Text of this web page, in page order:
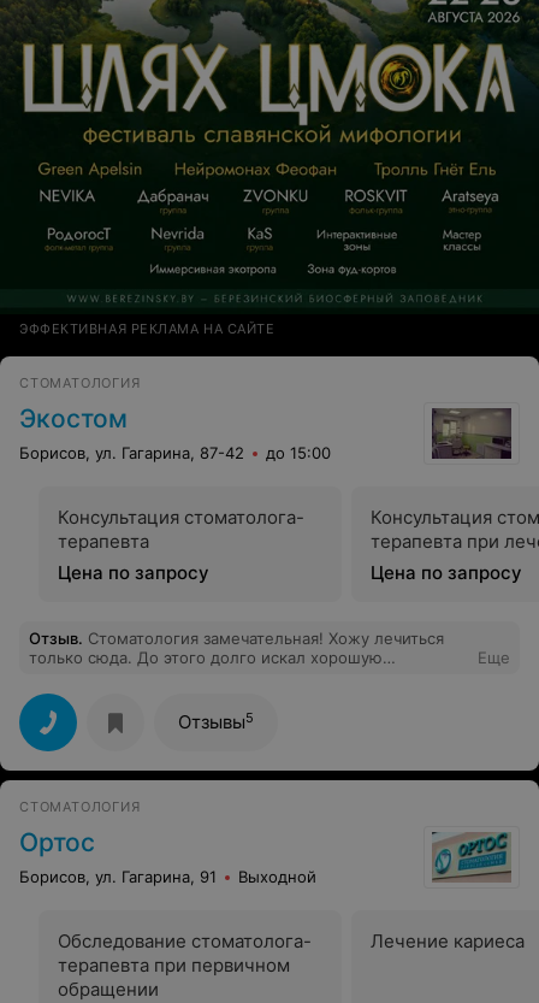
ЭФФЕКТИВНАЯ РЕКЛАМА НА САЙТЕ
CТОМАТОЛОГИЯ
Экостом
Борисов, ул. Гагарина, 87-42 до 15:00
Консультация стоматолога-
терапевта
Цена по запросу
Консультация
терапевта при
Цена по запросу
Отзыв. Стоматология замечательная! Хожу лечиться
только сюда. До этого долго искал хорошую
благодарность врачу Анжелике Евгеньевне!
Еще
Отзывы5
СТОМАТОЛОГИЯ
Ортос
Борисов, ул. Гагарина, 91 Выходной
Обследование стоматолога-
терапевта при первичном
обращении
Лечение кариеса